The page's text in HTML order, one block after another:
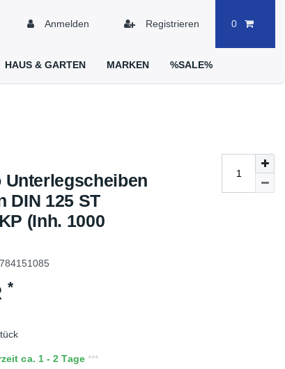
Anmelden Registrieren 0
HAUS & GARTEN MARKEN %SALE%
Unterlegscheiben
DIN 125 ST
(Inh. 1000
*
ca. 1 - 2 Tage